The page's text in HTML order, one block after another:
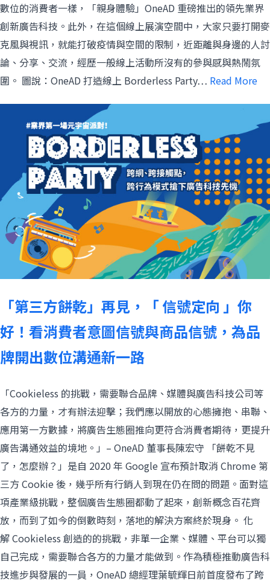
數位的消費者一樣，「親身體驗」OneAD 重磅推出的領先業界
創新廣告科技。此外，在這個線上展演空間中，大家只要打開麥
克風與視訊，就能打破疫情與空間的限制，近距離與身邊的人討
論、分享、交流，經歷一般線上活動所沒有的參與感與熱鬧氛
圍。 圖說：OneAD 打造線上 Borderless Party… Read More
「第三方餅乾」再見，「 信號定向 」你
好！看消費者意圖信號與商品信號，為品
牌開出數位溝通新一路
「Cookieless 的挑戰，需要聯合品牌、媒體與廣告科技公司等
各方的力量，才有辦法迎擊；我們應以開放的心態擁抱、串聯、
應用第一方數據，將廣告生態圈推向更符合消費者期待，更提升
廣告溝通效益的境地。」– OneAD 董事長陳宏守 「餅乾不見
了，怎麼辦？」是自 2020 年 Google 宣布預計取消 Chrome 第
三方 Cookie 後，幾乎所有行銷人到現在仍在問的問題。面對這
項產業級挑戰，整個廣告生態圈都動了起來，創新概念百花齊
放，而到了如今的倒數時刻，落地的解決方案終於現身。 化
解 Cookieless 創造的的挑戰，非單一企業、媒體、平台可以獨
自己完成，需要聯合各方的力量才能做到。作為積極推動廣告科
技進步與發展的一員，OneAD 總經理葉毓輝日前首度發布了跨